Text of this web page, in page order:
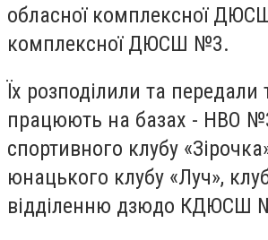
обласної комплексної
комплексної ДЮСШ №3.
Їх розподілили та передали
працюють на базах - НВО
спортивного клубу
юнацького клубу «Луч»,
відділенню дзюдо КДЮСШ